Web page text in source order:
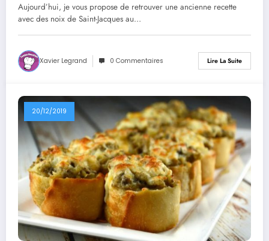
Aujourd’hui, je vous propose de retrouver une ancienne recette
avec des noix de Saint-Jacques au…
Xavier Legrand 0 Commentaires Lire La Suite
20/12/2019